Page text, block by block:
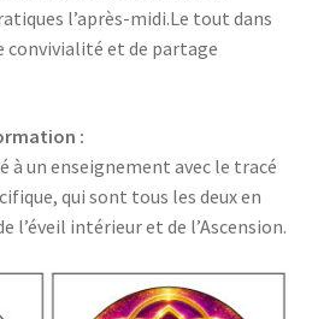
l’après-midi.Le tout dans
convivialité et de partage
:
à un enseignement avec le tracé
qui sont tous les deux en
l’éveil intérieur et de l’Ascension.